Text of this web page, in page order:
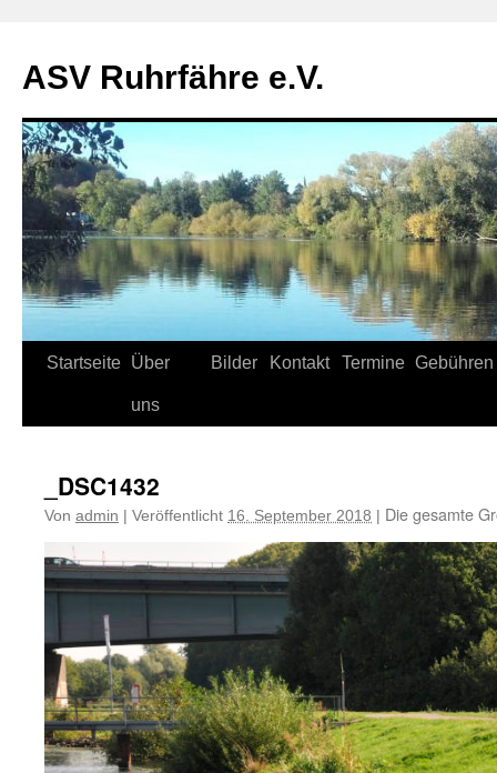
ASV Ruhrfähre e.V.
Zum
Startseite Über
uns
Bilder Kontakt Termine Gebühren
_DSC1432
Von admin | Veröffentlicht 16. September 2018 | Die gesamte